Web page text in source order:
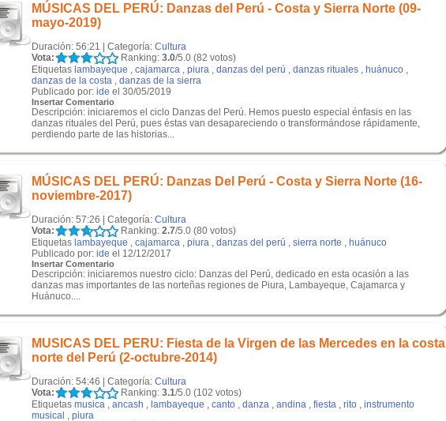
MÚSICAS DEL PERÚ: Danzas del Perú - Costa y Sierra Norte (09-
mayo-2019)
Duración: 56:21 | Categoría: Cultura
Vota:
Ranking: 3.0/5.0 (82 votos)
Etiquetas lambayeque , cajamarca , piura , danzas del perú , danzas rituales , huánuco ,
danzas de la costa , danzas de la sierra
Publicado por: ide el 30/05/2019
Insertar Comentario
Descripción: iniciaremos el ciclo Danzas del Perú. Hemos puesto especial énfasis en las
danzas rituales del Perú, pues éstas van desapareciendo o transformándose rápidamente,
perdiendo parte de las historias...
MÚSICAS DEL PERÚ: Danzas Del Perú - Costa y Sierra Norte (16-
noviembre-2017)
Duración: 57:26 | Categoría: Cultura
Vota:
Ranking: 2.7/5.0 (80 votos)
Etiquetas lambayeque , cajamarca , piura , danzas del perú , sierra norte , huánuco
Publicado por: ide el 12/12/2017
Insertar Comentario
Descripción: iniciaremos nuestro ciclo: Danzas del Perú, dedicado en esta ocasión a las
danzas mas importantes de las norteñas regiones de Piura, Lambayeque, Cajamarca y
Huánuco....
MUSICAS DEL PERU: Fiesta de la Virgen de las Mercedes en la costa
norte del Perú (2-octubre-2014)
Duración: 54:46 | Categoría: Cultura
Vota:
Ranking: 3.1/5.0 (102 votos)
Etiquetas musica , ancash , lambayeque , canto , danza , andina , fiesta , rito , instrumento
musical , piura